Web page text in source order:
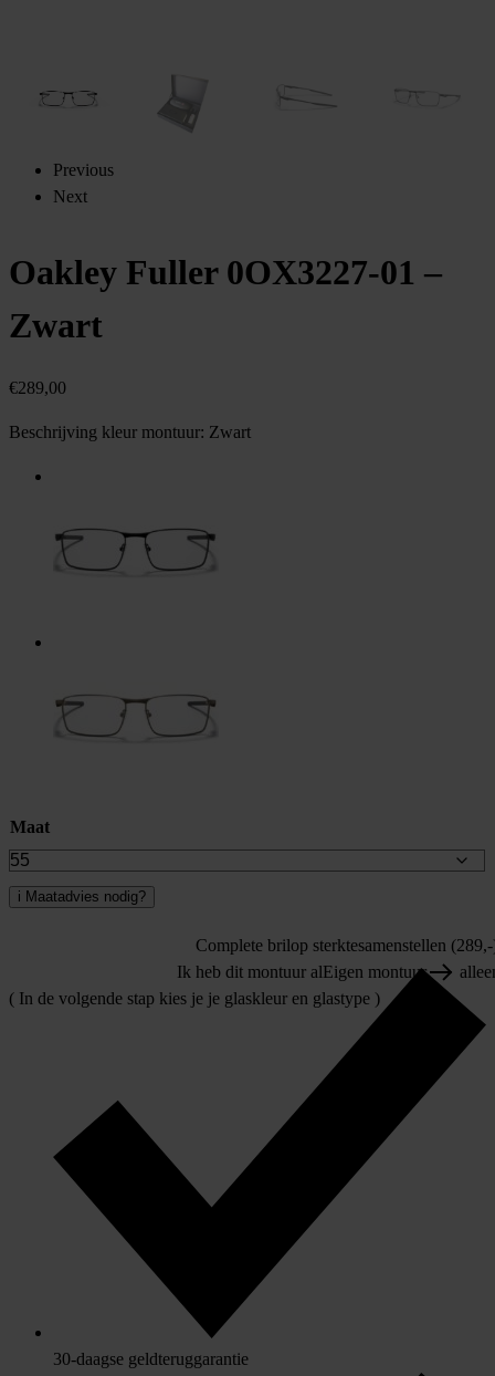
Previous
Next
Oakley Fuller 0OX3227-01 –
Zwart
€289,00
Beschrijving kleur montuur: Zwart
Maat
i Maatadvies nodig?
Complete brilop sterktesamenstellen
Ik heb dit montuur alEigen montuur
( In de volgende stap kies je je glaskleur en glastype )
30-daagse geldteruggarantie